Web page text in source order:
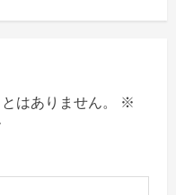
はありません。
※